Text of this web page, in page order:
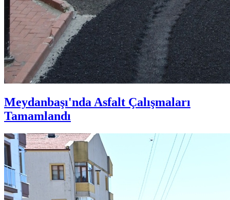
Meydanbaşı'nda Asfalt Çalışmaları
Tamamlandı